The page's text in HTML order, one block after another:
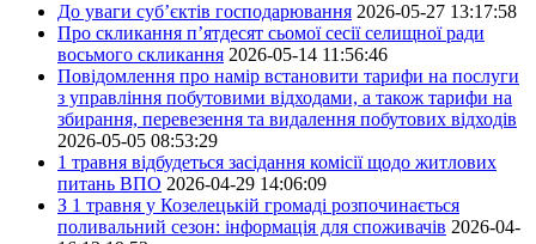
До уваги суб’єктів господарювання 2026-05-27 13:17:58
Про скликання п’ятдесят сьомої сесії селищної ради
восьмого скликання 2026-05-14 11:56:46
Повідомлення про намір встановити тарифи на послуги
з управління побутовими відходами, а також тарифи на
збирання, перевезення та видалення побутових відходів
2026-05-05 08:53:29
1 травня відбудеться засідання комісії щодо житлових
питань ВПО 2026-04-29 14:06:09
З 1 травня у Козелецькій громаді розпочинається
поливальний сезон: інформація для споживачів 2026-04-